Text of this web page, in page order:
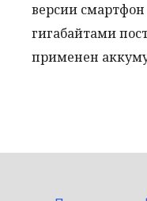
версии смартфон
гигабайтами
применен